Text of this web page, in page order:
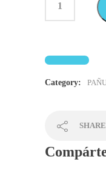
Category:
SHARE